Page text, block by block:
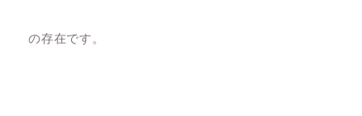
の存在です。